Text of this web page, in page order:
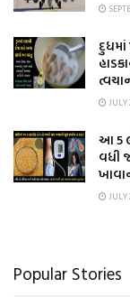
JULY
આ 5
વધી
JULY
Popular Stories